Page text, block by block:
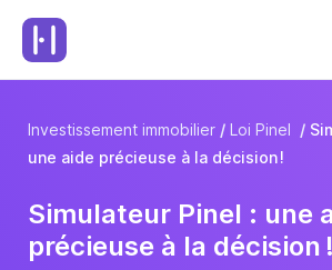
Investissement immobilier Loi Pinel
une aide précieuse à la décision !
Simulateur Pinel : une
précieuse à la décision !